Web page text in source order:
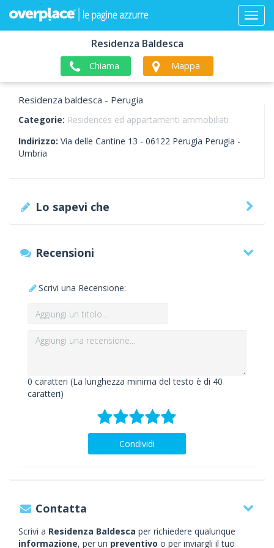
Residenza Baldesca
Chiama Mappa
Residenza baldesca - Perugia
Categorie: Residences ed appartamenti ammobiliati
Indirizzo: Via delle Cantine 13 - 06122 Perugia Perugia -
Umbria
Lo sapevi che
Recensioni
Scrivi una Recensione:
0 caratteri (La lunghezza minima del testo è di 40
caratteri)
Condividi
Contatta
Scrivi a Residenza Baldesca per richiedere qualunque
informazione, per un preventivo o per inviargli il tuo